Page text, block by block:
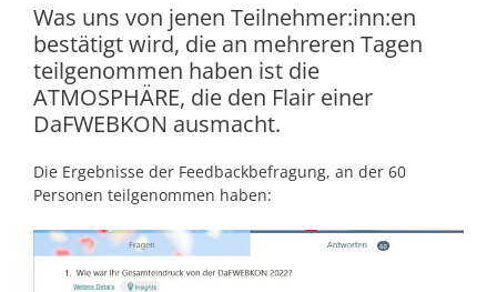
Was uns von jenen Teilnehmer:inn:en
bestätigt wird, die an mehreren Tagen
teilgenommen haben ist die
ATMOSPHÄRE, die den Flair einer
DaFWEBKON ausmacht.
Die Ergebnisse der Feedbackbefragung, an der 60
Personen teilgenommen haben: